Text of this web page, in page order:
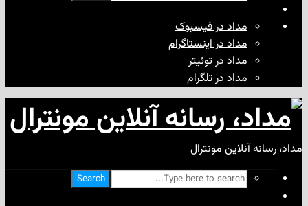
مداد در فیسبوک
مداد در اینستاگرام
مداد در توئیتر
مداد در تلگرام
مونترال
Search